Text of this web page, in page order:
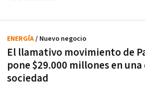
El llamativo movimiento de
pone $29.000 millones en
sociedad
ENERGÍA/ Nuevo negocio